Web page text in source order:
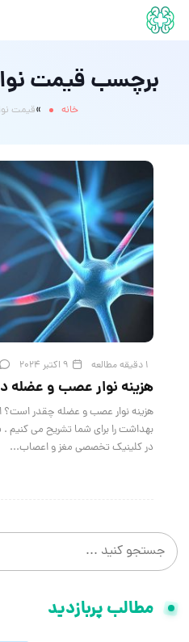
برچسب قیمت
خانه »قیمت
1 دقیقه مطالعه 9 اکتبر 2024
هزینه نوار عصب و عضله
هزینه نوار عصب و عضله چقدر است؟
بهداشت را برای شما تشریح می کنیم
در کلینیک تخصصی مغز و اعصاب...
جستجو در سایت
مطالب پربازدید